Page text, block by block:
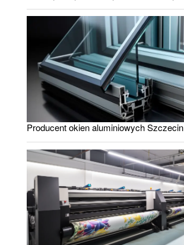
Producent okien aluminiowych Szczecin